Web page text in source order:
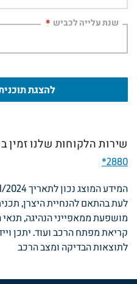
שנת עלייה לכביש *
להצגת
שירות הלקוחות שלנו זמין
*2880
המידע המוצג נכון לתאריך2024
לעת בהתאם להנחיית היצרן,
מושפעת ממאפייני הנהיגה,
קריאת מפתח הרכב ועוד. יתכן
לתוצאות הבדיקה ומצב הרכב